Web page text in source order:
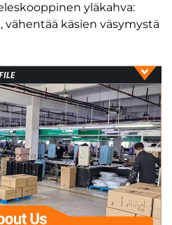
yläkahva:
vähentää käsien väsymystä